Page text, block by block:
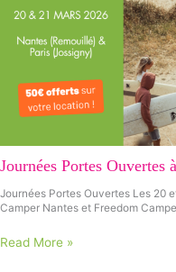
Journées Portes Ouvertes
Journées Portes Ouvertes Les 20
Camper Nantes et Freedom
Read More »